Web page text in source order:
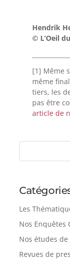
Hendrik
© L’Oeil
[1] Même
même
tiers, les
pas être
article de
Les
Nos Enquêtes
Nos études
Revues de